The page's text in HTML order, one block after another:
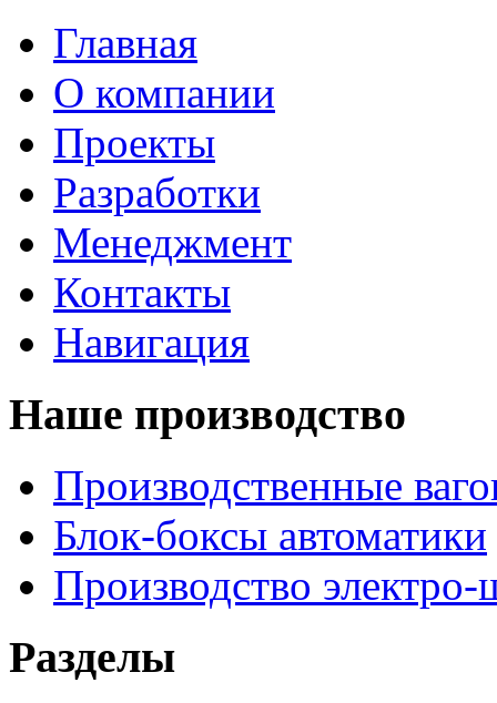
Главная
О компании
Проекты
Разработки
Менеджмент
Контакты
Навигация
Наше производство
Производственные
Блок-боксы автоматики
Производство
Разделы